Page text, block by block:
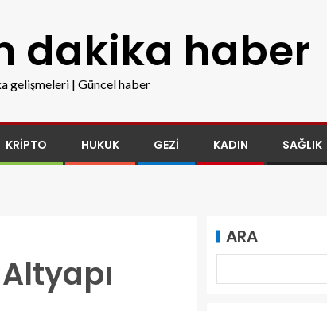
dakika haber
gelişmeleri | Güncel haber
KRIPTO HUKUK GEZI KADIN SAĞLIK
ARA